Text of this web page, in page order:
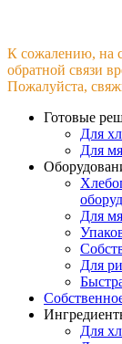
К сожалению, на
обратной связи
Пожалуйста,
Готовые
Для
Для
Для
Для
Для